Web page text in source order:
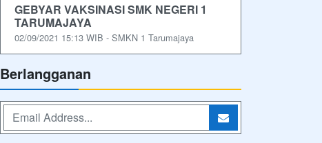
GEBYAR VAKSINASI SMK NEGERI 1
TARUMAJAYA
02/09/2021 15:13 WIB - SMKN 1 Tarumajaya
Berlangganan